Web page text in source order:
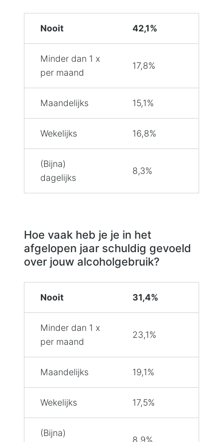
Nooit 42,1%
Minder dan 1 x
per maand
17,8%
Maandelijks 15,1%
Wekelijks 16,8%
(Bijna)
dagelijks
8,3%
Hoe vaak heb je je in het
afgelopen jaar schuldig gevoeld
over jouw alcoholgebruik?
Nooit 31,4%
Minder dan 1 x
per maand
23,1%
Maandelijks 19,1%
Wekelijks 17,5%
(Bijna)
8,9%